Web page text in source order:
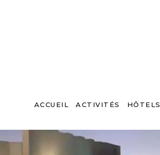
ACCUEIL ACTIVITÉS HÔTELS